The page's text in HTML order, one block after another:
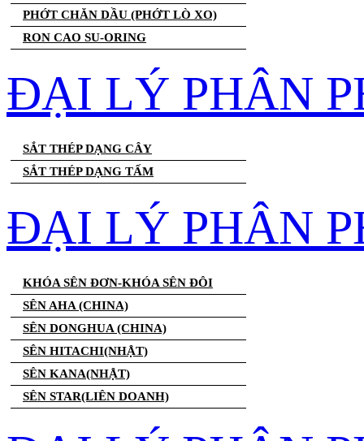
PHỚT CHĂN DẦU (PHỚT LÒ XO)
RON CAO SU-ORING
ĐẠI LÝ PHÂN
SẮT THÉP DẠNG CÂY
SẮT THÉP DẠNG TẤM
ĐẠI LÝ PHÂN
KHÓA SÊN ĐƠN-KHÓA SÊN ĐÔI
SÊN AHA (CHINA)
SÊN DONGHUA (CHINA)
SÊN HITACHI(NHẬT)
SÊN KANA(NHẬT)
SÊN STAR(LIÊN DOANH)